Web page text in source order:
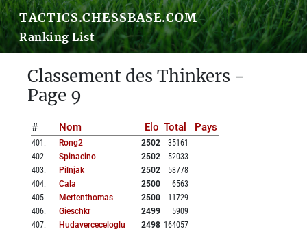
TACTICS.CHESSBASE.COM
Ranking List
Classement des Thinkers -
Page 9
# Nom Elo Total Pays
401 . Rong2 2502
35161
402. Spinacino 2502
52033
403. Pilnjak 2502
58778
404. Cala 2500
6563
405. Mertenthomas 2500
11729
406. Gieschkr 2499
5909
407. Hudaverceceloglu 2498 164057